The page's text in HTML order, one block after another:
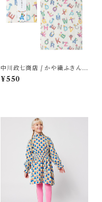
中川政七商店 / かや織ふきん (
tupera tupera ABCパーティ
ー)
¥550